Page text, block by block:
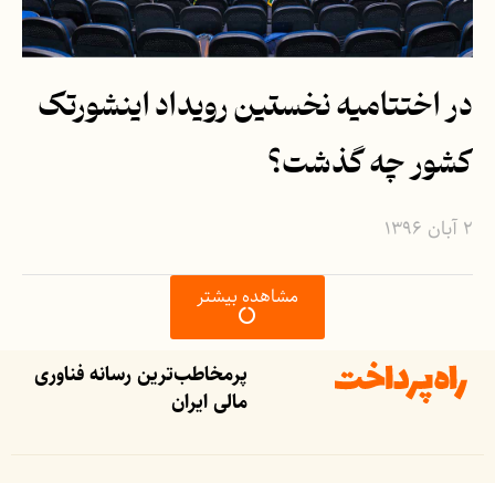
در اختتامیه نخستین رویداد اینشورتک
کشور چه گذشت؟
۲ آبان ۱۳۹۶
مشاهده بیشتر
پرمخاطب‌ترین رسانه فناوری
مالی ایران